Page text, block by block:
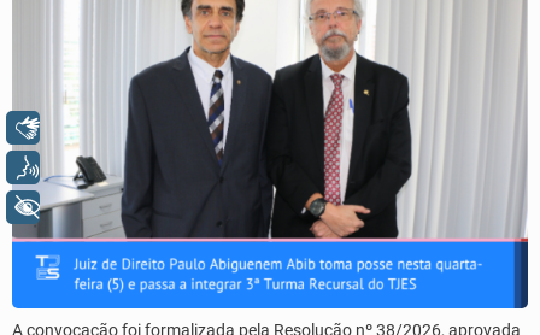
A convocação foi formalizada pela Resolução nº 38/2026, aprovada
Libras
Voz
+ Acessibilidade